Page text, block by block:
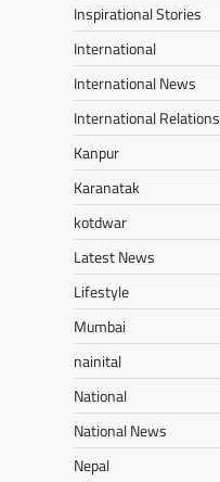
Inspirational Stories
International
International News
International Relations
Kanpur
Karanatak
kotdwar
Latest News
Lifestyle
Mumbai
nainital
National
National News
Nepal